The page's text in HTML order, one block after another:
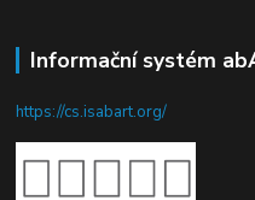
Informační systém
https://cs.isabart.org/